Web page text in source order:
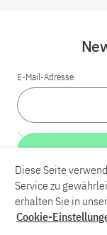
E-Mail-Adresse
Diese Seite
Service zu
erhalten Sie in
Cookie-